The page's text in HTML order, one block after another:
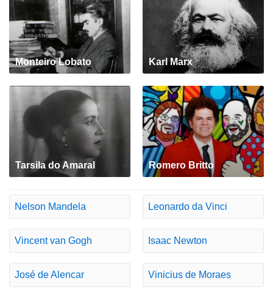
Monteiro Lobato Karl Marx
Tarsila do Amaral Romero Britto
Nelson Mandela Leonardo da Vinci
Vincent van Gogh Isaac Newton
José de Alencar Vinicius de Moraes